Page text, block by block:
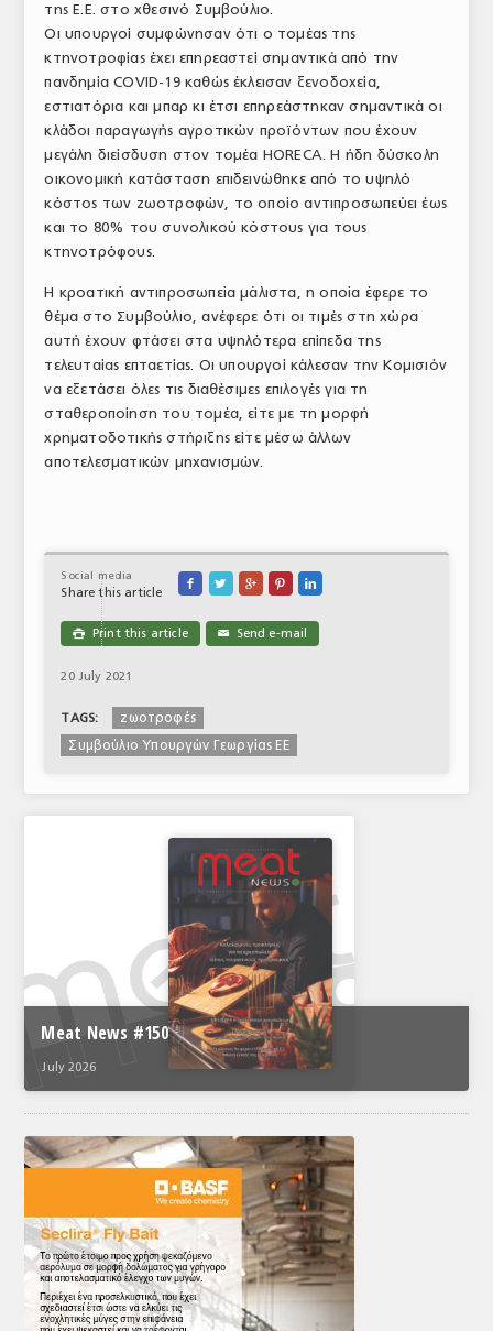
ΕΜΠΟΡΙΚΟΙ ΑΝΤΙΠΡΟΣΩΠΟΙ
ΝΟΜΟΘΕΣΙΑ
ΕΛΛΗΝΙΚΗ ΝΟΜΟΘΕΣΙΑ
ΕΥΡΩΠΑΪΚΗ ΝΟΜΟΘΕΣΙΑ
ΤΟ ΠΕΡΙΟΔΙΚΟ
Profile
ΑΡΧΕΙΟ ΤΕΥΧΩΝ
ΣΥΝΕΔΡΙΟ ΚΡΕΑΤΟΣ
της Ε.Ε. στο χθεσινό Συμβούλιο.
Οι υπουργοί συμφώνησαν ότι ο τομέας της
κτηνοτροφίας έχει επηρεαστεί σημαντικά από την
πανδημία COVID-19 καθώς έκλεισαν ξενοδοχεία,
εστιατόρια και μπαρ κι έτσι επηρεάστηκαν σημαντικά οι
κλάδοι παραγωγής αγροτικών προϊόντων που έχουν
μεγάλη διείσδυση στον τομέα HORECA. Η ήδη δύσκολη
οικονομική κατάσταση επιδεινώθηκε από το υψηλό
κόστος των ζωοτροφών, το οποίο αντιπροσωπεύει έως
και το 80% του συνολικού κόστους για τους
κτηνοτρόφους.
Η κροατική αντιπροσωπεία μάλιστα, η οποία έφερε το
θέμα στο Συμβούλιο, ανέφερε ότι οι τιμές στη χώρα
αυτή έχουν φτάσει στα υψηλότερα επίπεδα της
τελευταίας επταετίας. Οι υπουργοί κάλεσαν την Κομισιόν
να εξετάσει όλες τις διαθέσιμες επιλογές για τη
σταθεροποίηση του τομέα, είτε με τη μορφή
χρηματοδοτικής στήριξης είτε μέσω άλλων
αποτελεσματικών μηχανισμών.
Social media
Share this article
    
 Print this article ✉ Send e-mail
20 July 2021
TAGS:
ζωοτροφές
Συμβούλιο Υπουργών Γεωργίας ΕΕ
Meat News #150
July 2026